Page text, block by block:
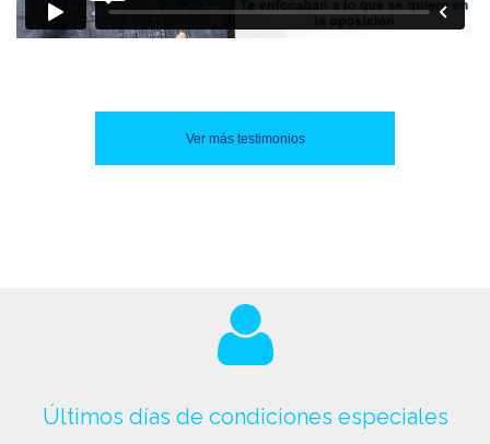
Ver más testimonios
Últimos días de condiciones especiales